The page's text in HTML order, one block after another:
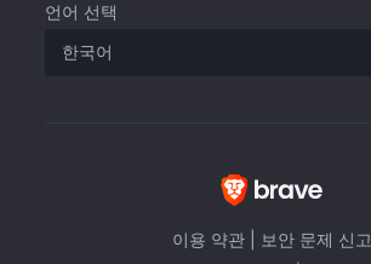
언어 선택
이용 약관| 보안 문제 신고